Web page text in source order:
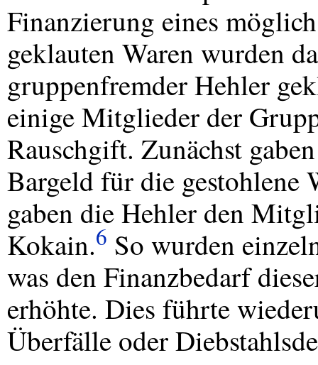
Finanzierung eines
geklauten Waren wurden
gruppenfremder Hehler
einige Mitglieder der
Rauschgift. Zunächst
Bargeld für die gestohlene
gaben die Hehler den
Kokain.6 So wurden
was den Finanzbedarf
erhöhte. Dies führte
Überfälle oder